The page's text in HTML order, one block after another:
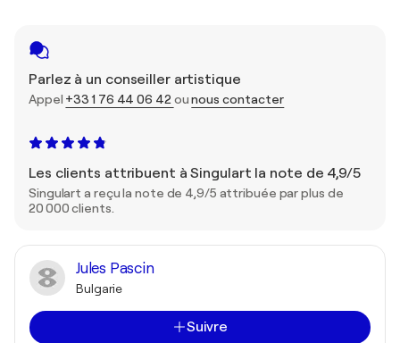
Parlez à un conseiller artistique
Appel +33 1 76 44 06 42 ounous contacter
Les clients attribuent à Singulart la note de 4,9/5
Singulart a reçu la note de 4,9/5 attribuée par plus de
20 000 clients.
Jules Pascin
Bulgarie
Suivre